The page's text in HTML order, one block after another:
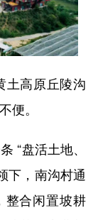
高原丘陵沟
便。
盘活土地、
下，南沟村通
整合闲置坡耕